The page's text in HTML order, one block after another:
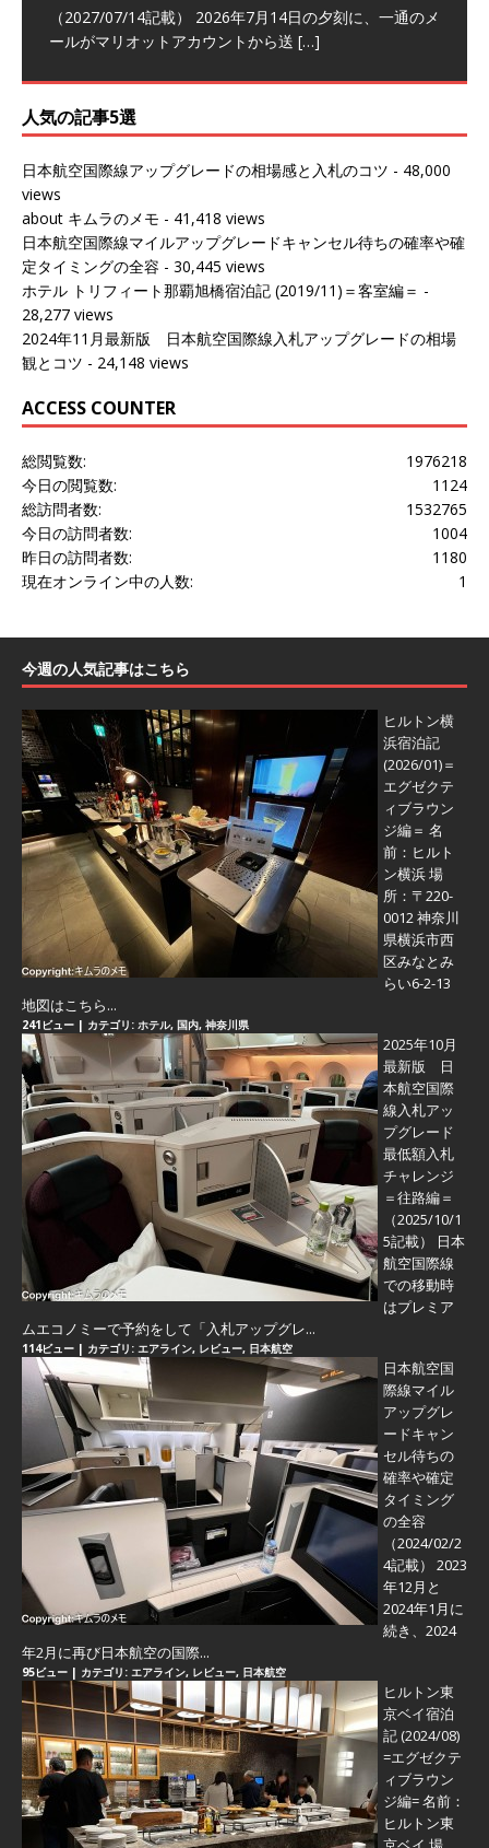
（2027/07/14記載） 2026年7月14日の夕刻に、一通のメ
ールがマリオットアカウントから送 […]
（2026/03/31記載） 2026年1月上旬にバンコク経由でチ
ェンマイに行く際に利用した。 バン[…]
～バンコクの移動の際に再びこちらの[…]
ェンマイに向かう際に利用した。 今[…]
人気の記事5選
日本航空国際線アップグレードの相場感と入札のコツ - 48,000
views
about キムラのメモ - 41,418 views
日本航空国際線マイルアップグレードキャンセル待ちの確率や確
定タイミングの全容 - 30,445 views
ホテル トリフィート那覇旭橋宿泊記 (2019/11)＝客室編＝ -
28,277 views
2024年11月最新版 日本航空国際線入札アップグレードの相場
観とコツ - 24,148 views
ACCESS COUNTER
1976218
総閲覧数:
1124
今日の閲覧数:
1532765
総訪問者数:
1004
今日の訪問者数:
1180
昨日の訪問者数:
1
現在オンライン中の人数:
今週の人気記事はこちら
ヒルトン横
浜宿泊記
(2026/01)＝
エグゼクテ
ィブラウン
ジ編＝ 名
前：ヒルト
ン横浜 場
所：〒220-
0012 神奈川
県横浜市西
区みなとみ
らい6-2-13
地図はこちら...
241ビュー | カテゴリ: ホテル, 国内, 神奈川県
2025年10月
最新版 日
本航空国際
線入札アッ
プグレード
最低額入札
チャレンジ
＝往路編＝
（2025/10/1
5記載） 日本
航空国際線
での移動時
はプレミア
ムエコノミーで予約をして「入札アップグレ...
114ビュー | カテゴリ: エアライン, レビュー, 日本航空
日本航空国
際線マイル
アップグレ
ードキャン
セル待ちの
確率や確定
タイミング
の全容
（2024/02/2
4記載） 2023
年12月と
2024年1月に
続き、2024
年2月に再び日本航空の国際...
95ビュー | カテゴリ: エアライン, レビュー, 日本航空
ヒルトン東
京ベイ宿泊
記 (2024/08)
=エグゼクテ
ィブラウン
ジ編=名前：
ヒルトン東